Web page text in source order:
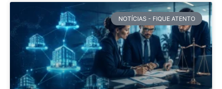
NOTÍCIAS - FIQUE ATENTO